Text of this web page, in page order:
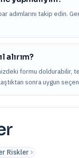
adımlarını takip edin.
alırım?
formu doldurabilir,
sonra uygun
Riskler